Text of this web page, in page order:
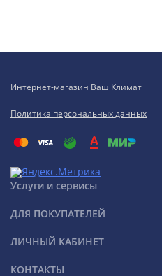
Интернет-магазин Ваш Климат
Политика персональных данных
Услуги и сервисы
ДЛЯ ПОКУПАТЕЛЕЙ
ЛИЧНЫЙ КАБИНЕТ
КОНТАКТЫ